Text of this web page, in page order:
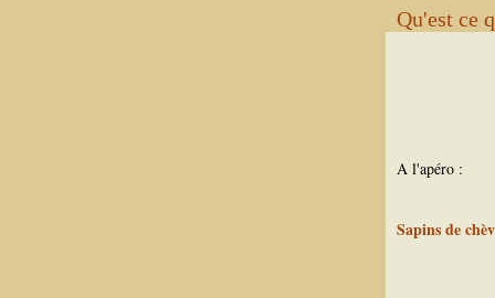
Qu'est ce
A l'apéro :
Sapins de